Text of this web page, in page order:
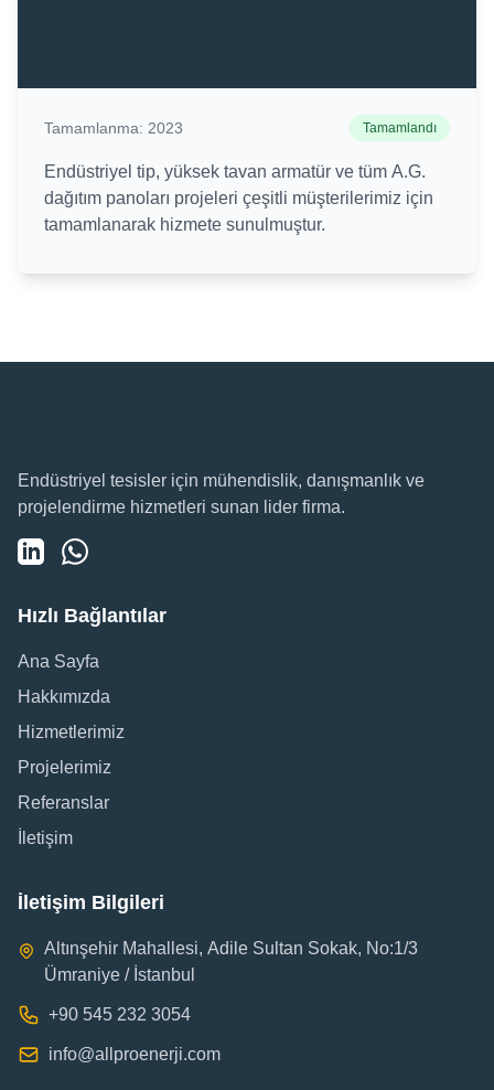
Tamamlanma: 2023 Tamamlandı
Endüstriyel tip, yüksek tavan armatür ve tüm A.G.
dağıtım panoları projeleri çeşitli müşterilerimiz için
tamamlanarak hizmete sunulmuştur.
Endüstriyel tesisler için mühendislik, danışmanlık ve
projelendirme hizmetleri sunan lider firma.
Hızlı Bağlantılar
Ana Sayfa
Hakkımızda
Hizmetlerimiz
Projelerimiz
Referanslar
İletişim
İletişim Bilgileri
Altınşehir Mahallesi, Adile Sultan Sokak, No:1/3
Ümraniye / İstanbul
+90 545 232 3054
info@allproenerji.com